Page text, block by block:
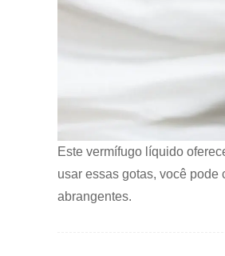
Este vermífugo líquido
usar essas gotas, você
abrangentes.